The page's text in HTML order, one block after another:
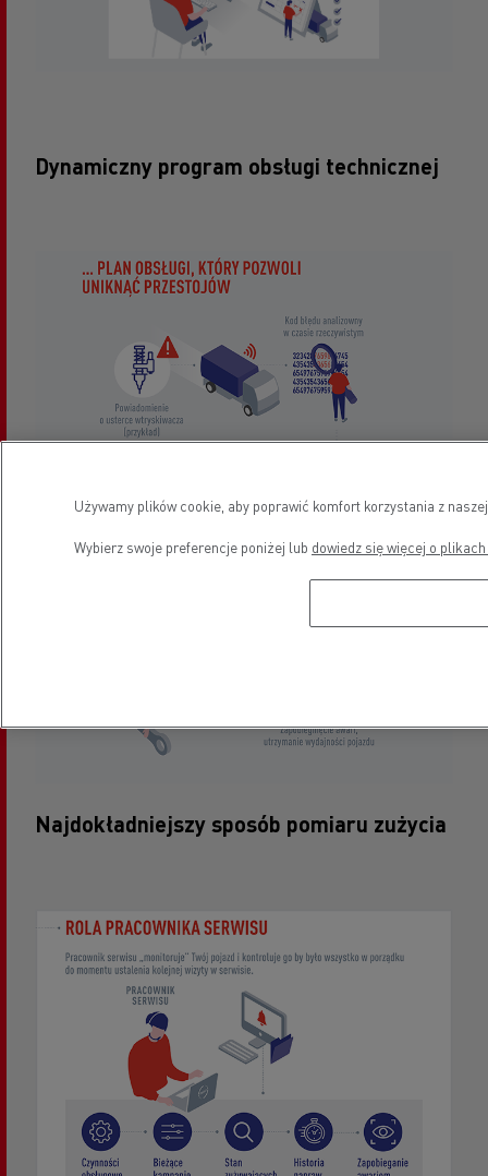
Dynamiczny program obsługi technicznej
Najdokładniejszy sposób pomiaru zużycia
Używamy plików cookie, aby poprawić komfort korzystania z
Wybierz swoje preferencje poniżej lub dowiedz się więcej o